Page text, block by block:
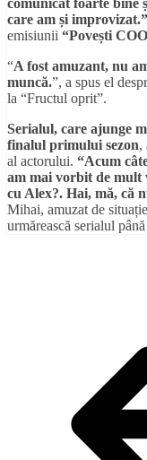
care am și
emisiunii “Povești
“A fost amuzant, nu
muncă.”, a spus el
la “Fructul oprit”.
Serialul, care ajunge
finalul primului sezon,
al actorului. “Acum
am mai vorbit de mult
cu Alex?. Hai, mă, că
Mihai, amuzat de
urmărească serialul